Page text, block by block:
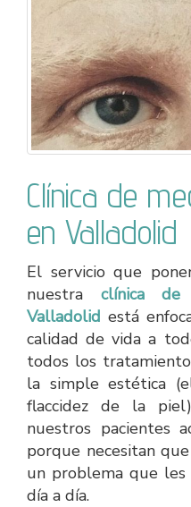
Clínica de
en Valladolid
El servicio que
nuestra clínica de
Valladolid está
calidad de vida a
todos los
la simple estética
flaccidez de la
nuestros pacientes
porque necesitan
un problema que les
día a día.